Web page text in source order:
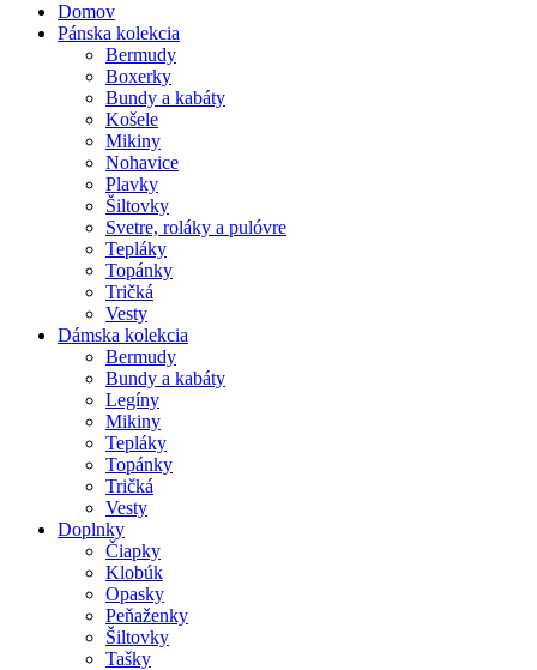
Domov
Pánska kolekcia
Bermudy
Boxerky
Bundy a kabáty
Košele
Mikiny
Nohavice
Plavky
Šiltovky
Svetre, roláky a pulóvre
Tepláky
Topánky
Tričká
Vesty
Dámska kolekcia
Bermudy
Bundy a kabáty
Legíny
Mikiny
Tepláky
Topánky
Tričká
Vesty
Doplnky
Čiapky
Klobúk
Opasky
Peňaženky
Šiltovky
Tašky